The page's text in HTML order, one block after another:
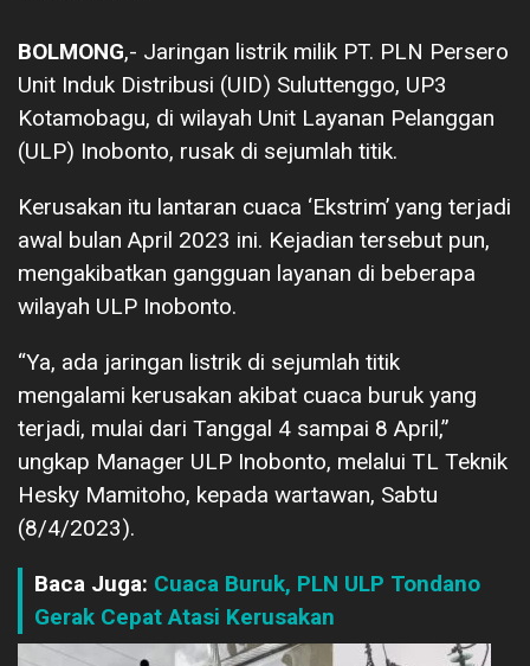
BOLMONG,- Jaringan listrik milik PT. PLN Persero
Unit Induk Distribusi (UID) Suluttenggo, UP3
Kotamobagu, di wilayah Unit Layanan Pelanggan
(ULP) Inobonto, rusak di sejumlah titik.
Kerusakan itu lantaran cuaca ‘Ekstrim’ yang terjadi
awal bulan April 2023 ini. Kejadian tersebut pun,
mengakibatkan gangguan layanan di beberapa
wilayah ULP Inobonto.
“Ya, ada jaringan listrik di sejumlah titik
mengalami kerusakan akibat cuaca buruk yang
terjadi, mulai dari Tanggal 4 sampai 8 April,”
ungkap Manager ULP Inobonto, melalui TL Teknik
Hesky Mamitoho, kepada wartawan, Sabtu
(8/4/2023).
Baca Juga: Cuaca Buruk, PLN ULP Tondano
Gerak Cepat Atasi Kerusakan